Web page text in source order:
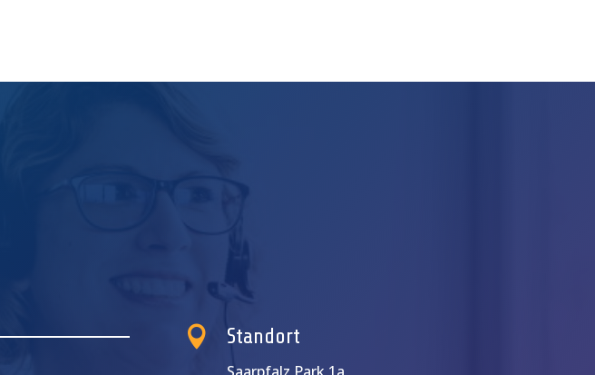
 Standort